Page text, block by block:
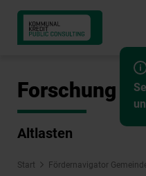
Forschung
Altlasten
Start Fördernavigator